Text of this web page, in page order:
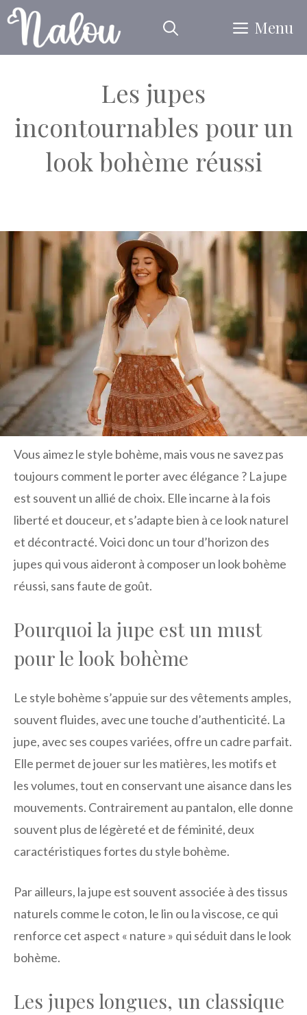
Aller
contenu
Menu
Les jupes
incontournables pour un
look bohème réussi
Vous aimez le style bohème, mais vous ne savez pas
toujours comment le porter avec élégance ? La jupe
est souvent un allié de choix. Elle incarne à la fois
liberté et douceur, et s’adapte bien à ce look naturel
et décontracté. Voici donc un tour d’horizon des
jupes qui vous aideront à composer un look bohème
réussi, sans faute de goût.
Pourquoi la jupe est un must
pour le look bohème
Le style bohème s’appuie sur des vêtements amples,
souvent fluides, avec une touche d’authenticité. La
jupe, avec ses coupes variées, offre un cadre parfait.
Elle permet de jouer sur les matières, les motifs et
les volumes, tout en conservant une aisance dans les
mouvements. Contrairement au pantalon, elle donne
souvent plus de légèreté et de féminité, deux
caractéristiques fortes du style bohème.
Par ailleurs, la jupe est souvent associée à des tissus
naturels comme le coton, le lin ou la viscose, ce qui
renforce cet aspect « nature » qui séduit dans le look
bohème.
Les jupes longues, un classique